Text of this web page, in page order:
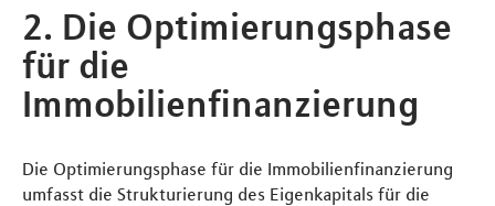
2. Die Optimierungsphase
für die
Immobilienfinanzierung
Die Optimierungsphase für die Immobilienfinanzierung
umfasst die Strukturierung des Eigenkapitals für die